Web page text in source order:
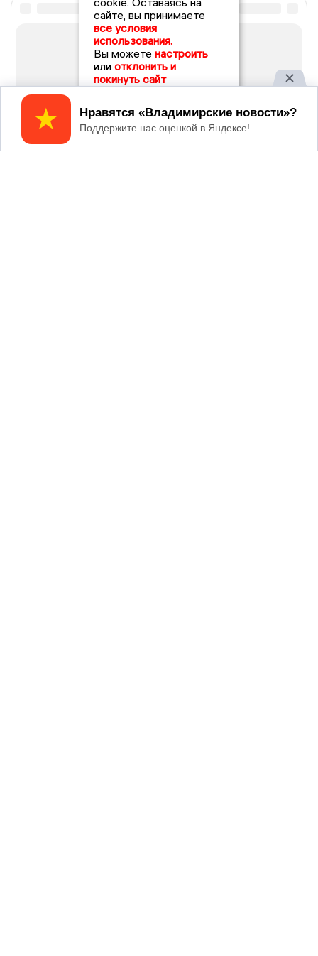
сайте, вы принимаете
все условия
использования.
Вы можете настроить
или отклонить и
покинуть сайт
Принять